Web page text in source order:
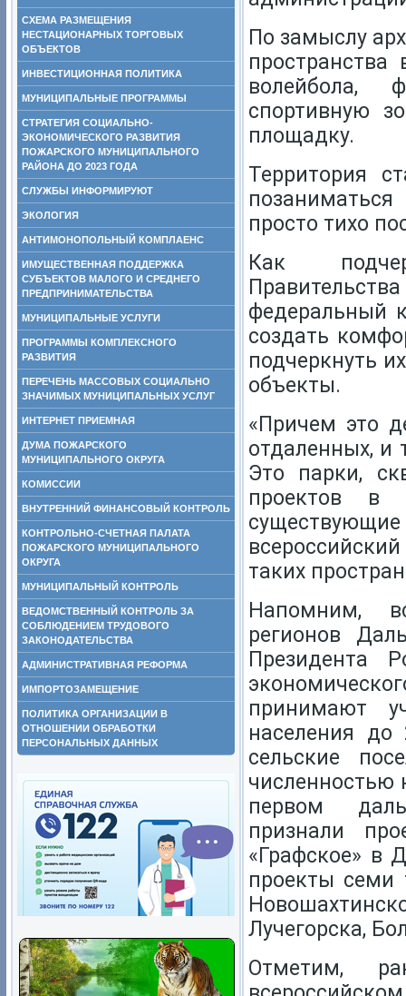
СХЕМА РАЗМЕЩЕНИЯ
НЕСТАЦИОНАРНЫХ ТОРГОВЫХ
ОБЪЕКТОВ
ИНВЕСТИЦИОННАЯ ПОЛИТИКА
МУНИЦИПАЛЬНЫЕ ПРОГРАММЫ
СТРАТЕГИЯ СОЦИАЛЬНО-
ЭКОНОМИЧЕСКОГО РАЗВИТИЯ
ПОЖАРСКОГО МУНИЦИПАЛЬНОГО
РАЙОНА ДО 2023 ГОДА
СЛУЖБЫ ИНФОРМИРУЮТ
ЭКОЛОГИЯ
АНТИМОНОПОЛЬНЫЙ КОМПЛАЕНС
ИМУЩЕСТВЕННАЯ ПОДДЕРЖКА
СУБЪЕКТОВ МАЛОГО И СРЕДНЕГО
ПРЕДПРИНИМАТЕЛЬСТВА
МУНИЦИПАЛЬНЫЕ УСЛУГИ
ПРОГРАММЫ КОМПЛЕКСНОГО
РАЗВИТИЯ
ПЕРЕЧЕНЬ МАССОВЫХ СОЦИАЛЬНО
ЗНАЧИМЫХ МУНИЦИПАЛЬНЫХ УСЛУГ
ИНТЕРНЕТ ПРИЕМНАЯ
ДУМА ПОЖАРСКОГО
МУНИЦИПАЛЬНОГО ОКРУГА
КОМИССИИ
ВНУТРЕННИЙ ФИНАНСОВЫЙ КОНТРОЛЬ
КОНТРОЛЬНО-СЧЕТНАЯ ПАЛАТА
ПОЖАРСКОГО МУНИЦИПАЛЬНОГО
ОКРУГА
МУНИЦИПАЛЬНЫЙ КОНТРОЛЬ
ВЕДОМСТВЕННЫЙ КОНТРОЛЬ ЗА
СОБЛЮДЕНИЕМ ТРУДОВОГО
ЗАКОНОДАТЕЛЬСТВА
АДМИНИСТРАТИВНАЯ РЕФОРМА
ИМПОРТОЗАМЕЩЕНИЕ
ПОЛИТИКА ОРГАНИЗАЦИИ В
ОТНОШЕНИИ ОБРАБОТКИ
ПЕРСОНАЛЬНЫХ ДАННЫХ
По замыслу
волейбола,
спортивную
площадку.
Территория
просто тихо
Как
федеральный
создать
подчеркнуть
объекты.
«Причем это
отдаленных, и
Это парки,
проектов в
существующие
таких
Напомним,
регионов
Президента
принимают
населения до
сельские
численностью
первом
признали
«Графское» в
проекты семи
Лучегорска,
Отметим,